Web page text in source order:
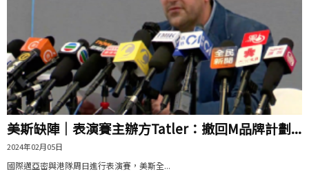
美斯缺陣｜表演賽主辦方Tatler：撤回M品牌計劃...
2024年02月05日
國際邁亞密與港隊周日進行表演賽，美斯全...